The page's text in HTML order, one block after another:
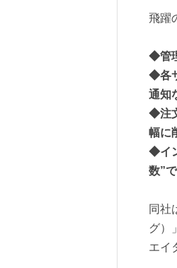
飛躍
◆管
◆各
通知
◆注
幅に
◆イ
数”
同社
グ）
エイ